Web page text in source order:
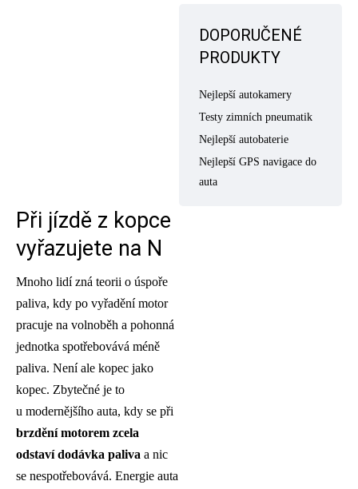
Při jízdě z kopce
vyřazujete na N
Mnoho lidí zná teorii o úspoře
paliva, kdy po vyřadění motor
pracuje na volnoběh a pohonná
jednotka spotřebovává méně
paliva. Není ale kopec jako
kopec. Zbytečné je to
u modernějšího auta, kdy se při
brzdění motorem zcela
odstaví dodávka paliva a nic
se nespotřebovává. Energie auta
DOPORUČENÉ
PRODUKTY
Nejlepší autokamery
Testy zimních pneumatik
Nejlepší autobaterie
Nejlepší GPS navigace do
auta